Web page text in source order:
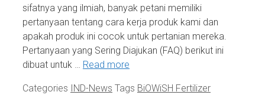
sifatnya yang ilmiah, banyak petani memiliki
pertanyaan tentang cara kerja produk kami dan
apakah produk ini cocok untuk pertanian mereka.
Pertanyaan yang Sering Diajukan (FAQ) berikut ini
dibuat untuk … Read more
Categories IND-News Tags BiOWiSH Fertilizer